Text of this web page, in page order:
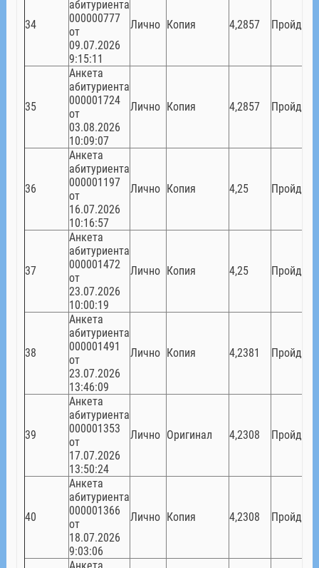
34
абитуриента
000000777
от
09.07.2026
9:15:11
Лично Копия 4,2857
35
Анкета
абитуриента
000001724
от
03.08.2026
10:09:07
Лично Копия 4,2857
36
Анкета
абитуриента
000001197
от
16.07.2026
10:16:57
Лично Копия 4,25
37
Анкета
абитуриента
000001472
от
23.07.2026
10:00:19
Лично Копия 4,25
38
Анкета
абитуриента
000001491
от
23.07.2026
13:46:09
Лично Копия 4,2381
39
Анкета
абитуриента
000001353
от
17.07.2026
13:50:24
Лично Оригинал 4,2308
40
Анкета
абитуриента
000001366
от
18.07.2026
9:03:06
Лично Копия 4,2308